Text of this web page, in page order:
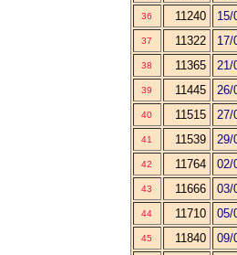
36 11240 15/
37 11322 17/
38 11365 21/
39 11445 26/
40 11515 27/
41 11539 29/
42 11764 02/
43 11666 03/
44 11710 05/
45 11840 09/